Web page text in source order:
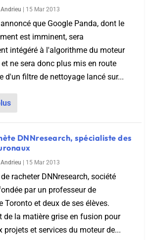
15 Mar 2013
que Google Panda, dont le
est imminent, sera
intégéré à l'algorithme du moteur
ne sera donc plus mis en route
d'un filtre de nettoyage lancé sur...
DNNresearch, spécialiste des
15 Mar 2013
racheter DNNresearch, société
par un professeur de
Toronto et deux de ses élèves.
de la matière grise en fusion pour
projets et services du moteur de...